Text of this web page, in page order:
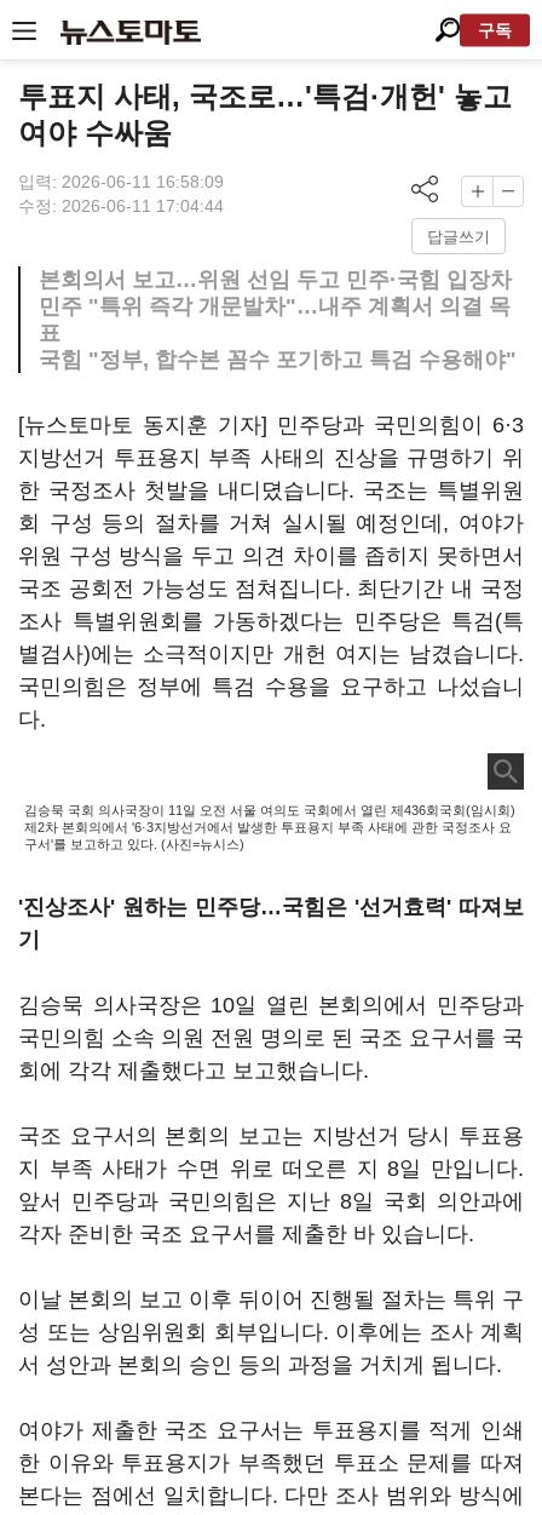
구독
투표지 사태, 국조로…'특검·개헌' 놓고
여야 수싸움
입력: 2026-06-11 16:58:09
수정: 2026-06-11 17:04:44
답글쓰기
본회의서 보고…위원 선임 두고 민주·국힘 입장차
민주 "특위 즉각 개문발차"…내주 계획서 의결 목
표
국힘 "정부, 합수본 꼼수 포기하고 특검 수용해야"
[뉴스토마토 동지훈 기자] 민주당과 국민의힘이 6·3
지방선거 투표용지 부족 사태의 진상을 규명하기 위
한 국정조사 첫발을 내디뎠습니다. 국조는 특별위원
회 구성 등의 절차를 거쳐 실시될 예정인데, 여야가
위원 구성 방식을 두고 의견 차이를 좁히지 못하면서
국조 공회전 가능성도 점쳐집니다. 최단기간 내 국정
조사 특별위원회를 가동하겠다는 민주당은 특검(특
별검사)에는 소극적이지만 개헌 여지는 남겼습니다.
국민의힘은 정부에 특검 수용을 요구하고 나섰습니
다.
김승묵 국회 의사국장이 11일 오전 서울 여의도 국회에서 열린 제436회국회(임시회)
제2차 본회의에서 '6·3지방선거에서 발생한 투표용지 부족 사태에 관한 국정조사 요
구서'를 보고하고 있다. (사진=뉴시스)
'진상조사' 원하는 민주당…국힘은 '선거효력' 따져보
기
김승묵 의사국장은 10일 열린 본회의에서 민주당과
국민의힘 소속 의원 전원 명의로 된 국조 요구서를 국
회에 각각 제출했다고 보고했습니다.
국조 요구서의 본회의 보고는 지방선거 당시 투표용
지 부족 사태가 수면 위로 떠오른 지 8일 만입니다.
앞서 민주당과 국민의힘은 지난 8일 국회 의안과에
각자 준비한 국조 요구서를 제출한 바 있습니다.
이날 본회의 보고 이후 뒤이어 진행될 절차는 특위 구
성 또는 상임위원회 회부입니다. 이후에는 조사 계획
서 성안과 본회의 승인 등의 과정을 거치게 됩니다.
여야가 제출한 국조 요구서는 투표용지를 적게 인쇄
한 이유와 투표용지가 부족했던 투표소 문제를 따져
본다는 점에선 일치합니다. 다만 조사 범위와 방식에